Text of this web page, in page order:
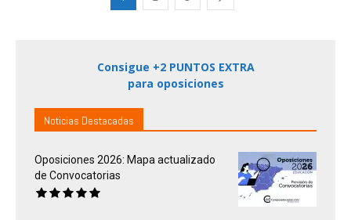
Consigue +2 PUNTOS EXTRA
para oposiciones
Noticias Destacadas
Oposiciones 2026: Mapa actualizado
de Convocatorias